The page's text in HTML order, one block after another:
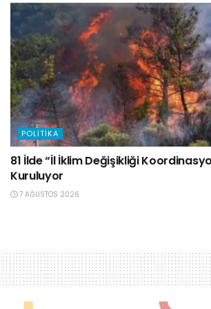
POLITIKA
81 İlde “İl İklim Değişikliği
Kuruluyor
7 AĞUSTOS 2026